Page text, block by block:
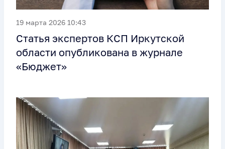
19 марта 2026 10:43
Статья экспертов КСП Иркутской
области опубликована в журнале
«Бюджет»